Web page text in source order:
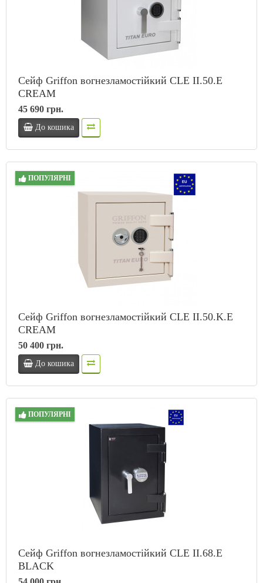
Сейф Griffon вогнезламостійкий CLE II.50.E
CREAM
45 690 грн.
До кошика
ПОПУЛЯРНІ
Сейф Griffon вогнезламостійкий CLE II.50.K.E
CREAM
50 400 грн.
До кошика
ПОПУЛЯРНІ
Сейф Griffon вогнезламостійкий CLE II.68.E
BLACK